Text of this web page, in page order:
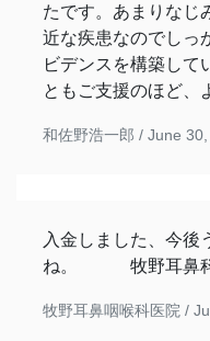
たです。あまりなじ
近な疾患なのでしっ
ビデンスを構築して
ともご支援のほど、
和佐野浩一郎 / June 30,
入金しました、今後
ね。 牧野耳鼻
牧野耳鼻咽喉科医院 /